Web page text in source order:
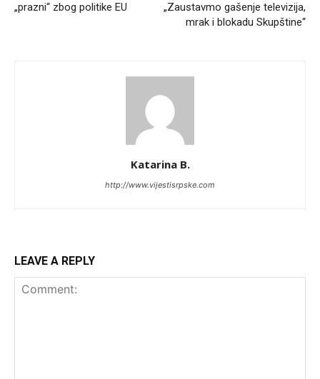
„prazni“ zbog politike EU
„Zaustavmo gašenje televizija,
mrak i blokadu Skupštine“
Katarina B.
http://www.vijestisrpske.com
LEAVE A REPLY